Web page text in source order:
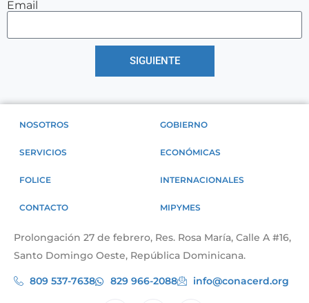
Email
SIGUIENTE
NOSOTROS
SERVICIOS
FOLICE
CONTACTO
GOBIERNO
ECONÓMICAS
INTERNACIONALES
MIPYMES
Prolongación 27 de febrero, Res. Rosa María, Calle A #16,
Santo Domingo Oeste, República Dominicana.
809 537-7638 829 966-2088 info@conacerd.org